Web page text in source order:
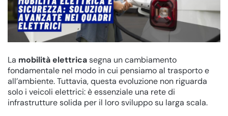
La mobilità elettricasegna un cambiamento
fondamentale nel modo in cui pensiamo al trasporto e
all’ambiente. Tuttavia, questa evoluzione non riguarda
solo i veicoli elettrici: è essenziale una rete di
infrastrutture solida per il loro sviluppo su larga scala.